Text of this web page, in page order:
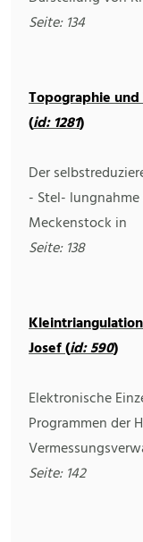
Seite: 134
Topographie
(id: 1281)
Der
- Stel-
Meckenstock in
Seite: 138
Josef (id: 590)
Elektronische
Programmen der
Seite: 142